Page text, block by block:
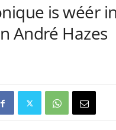
is wéér
André Hazes